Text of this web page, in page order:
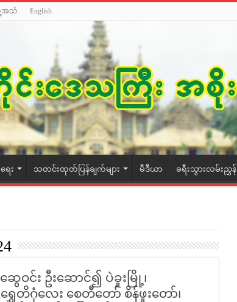
အသံ English
ေး သတင်းထုတ်ပြန်ချက်များ မီဒီယာ ခရီးသွားလမ်းညွှန်
ေဝင်း ဦးဆောင်၍ ပဲခူးမြို့၊
ေတိဂုံလေး စေတီတော် စိန်ဖူးတော်၊